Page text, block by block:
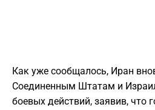
Как уже сообщалось, Иран
Соединенным Штатам и
боевых действий, заявив, что